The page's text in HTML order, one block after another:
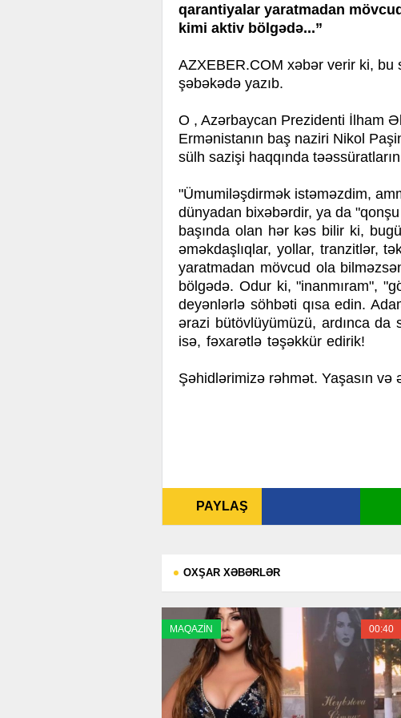
qarantiyalar yaratmadan
kimi aktiv bölgədə...”
AZXEBER.COM xəbər verir ki, bu
şəbəkədə yazıb.
O , Azərbaycan Prezidenti İlham
Ermənistanın baş naziri Nikol
sülh sazişi haqqında
"Ümumiləşdirmək istəməzdim,
dünyadan bixəbərdir, ya da
başında olan hər kəs bilir ki,
əməkdaşlıqlar, yollar, tranzitlər,
yaratmadan mövcud ola
bölgədə. Odur ki, "inanmıram",
deyənlərlə söhbəti qısa edin.
ərazi bütövlüyümüzü, ardınca
isə, fəxarətlə təşəkkür edirik!
Şəhidlərimizə rəhmət. Yaşasın və
PAYLAŞ
OXŞAR XƏBƏRLƏR
MAQAZİN 00:40